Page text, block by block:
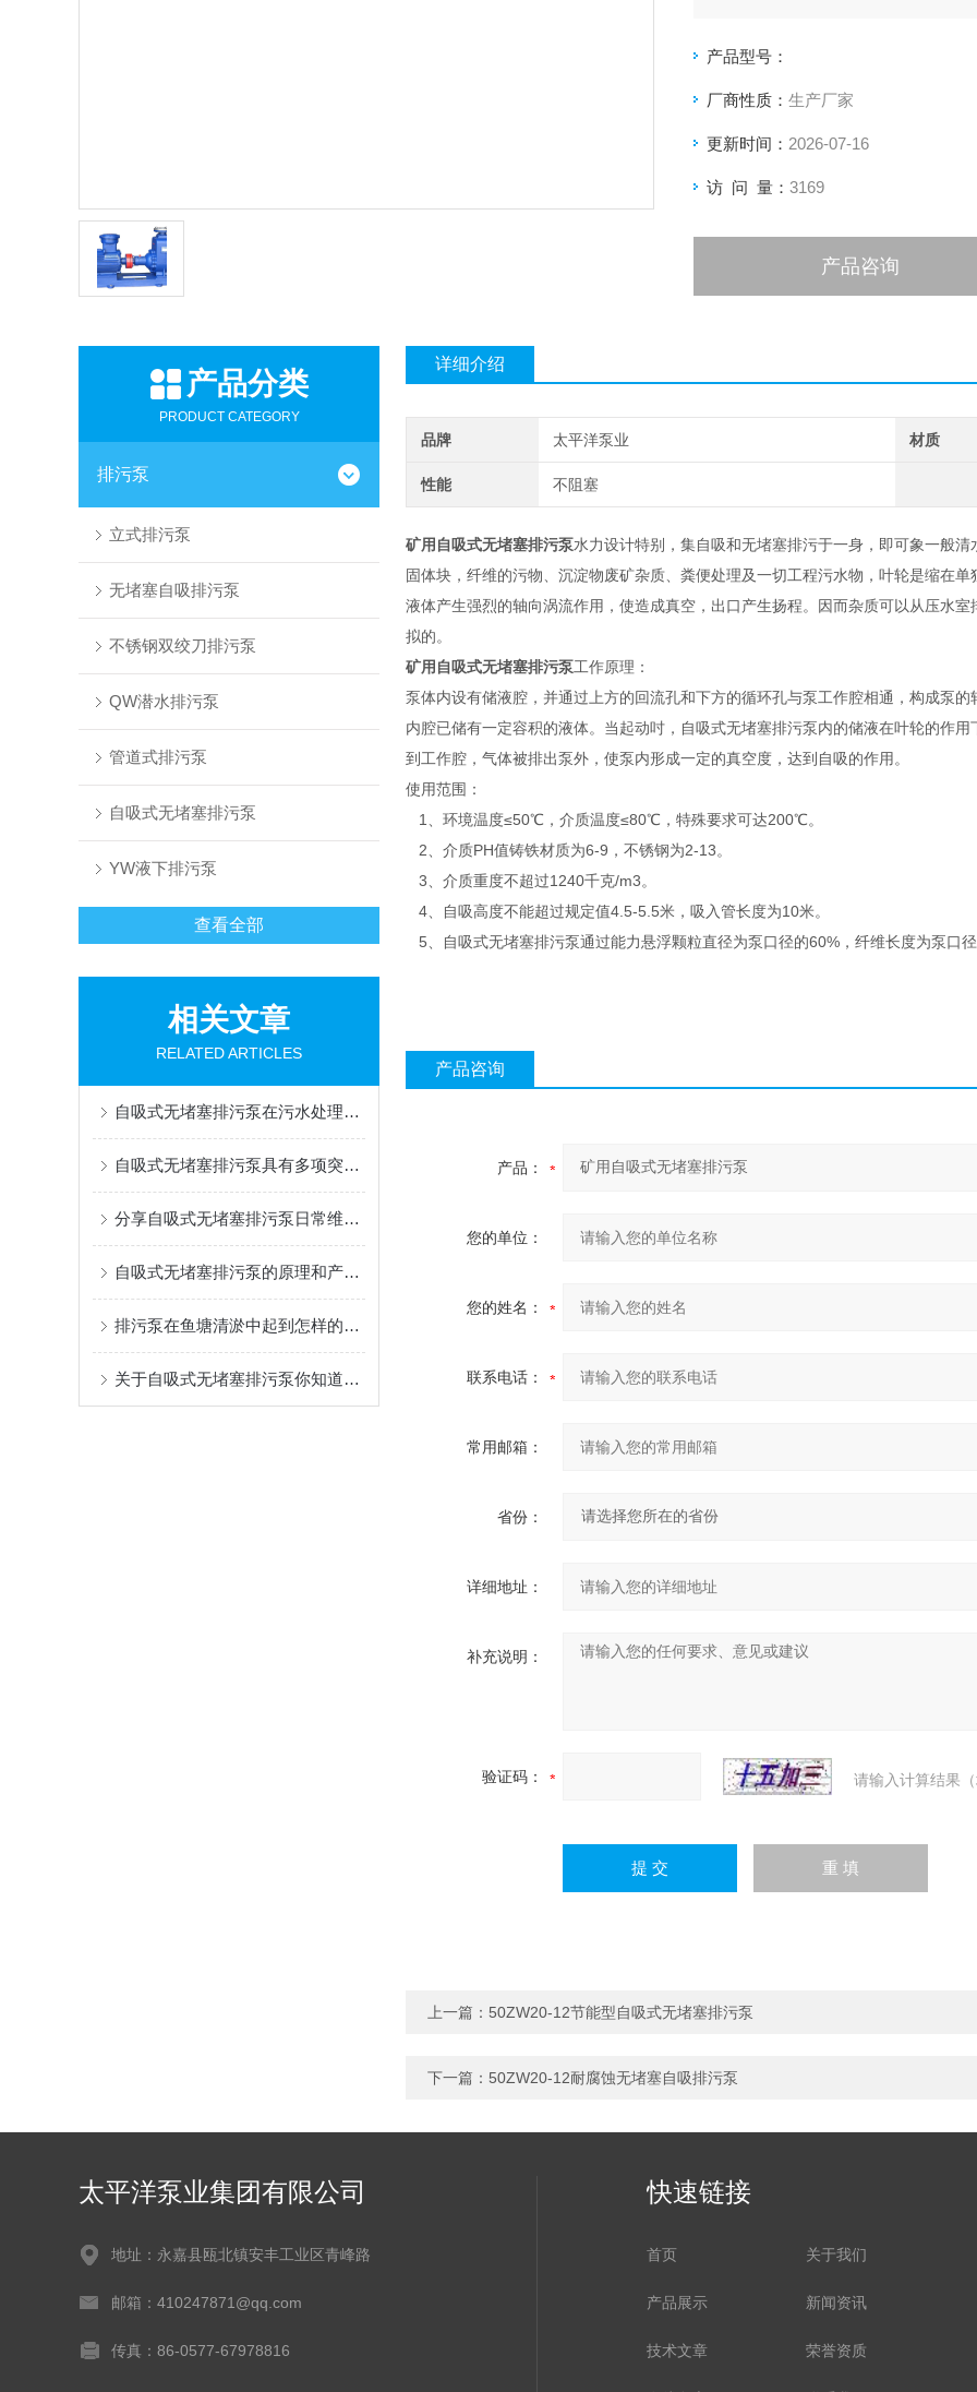
产品型号：
厂商性质： 生产厂家
更新时间： 2026-07-16
访 问 量： 3169
产品咨询
产品分类
PRODUCT CATEGORY
排污泵
立式排污泵
无堵塞自吸排污泵
不锈钢双绞刀排污泵
QW潜水排污泵
管道式排污泵
自吸式无堵塞排污泵
YW液下排污泵
查看全部
相关文章
RELATED ARTICLES
自吸式无堵塞排污泵在污水处理中的作用
自吸式无堵塞排污泵具有多项突出特点
分享自吸式无堵塞排污泵日常维护保养的方法
自吸式无堵塞排污泵的原理和产物特色是怎样的
排污泵在鱼塘清淤中起到怎样的一个作用
关于自吸式无堵塞排污泵你知道多少？
详细介绍
品牌 太平洋泵业 材质
性能 不阻塞
矿用自吸式无堵塞排污泵水力设计特别，集自吸和无堵塞排污于一身，即可象一般
固体块，纤维的污物、沉淀物废矿杂质、粪便处理及一切工程污水物，叶轮是缩在
液体产生强烈的轴向涡流作用，使造成真空，出口产生扬程。因而杂质可以从压水
拟的。
矿用自吸式无堵塞排污泵工作原理：
泵体内设有储液腔，并通过上方的回流孔和下方的循环孔与泵工作腔相通，构成泵
内腔已储有一定容积的液体。当起动吋，自吸式无堵塞排污泵内的储液在叶轮的作
到工作腔，气体被排出泵外，使泵内形成一定的真空度，达到自吸的作用。
使用范围：
1、环境温度≤50℃，介质温度≤80℃，特殊要求可达200℃。
2、介质PH值铸铁材质为6-9，不锈钢为2-13。
3、介质重度不超过1240千克/m3。
4、自吸高度不能超过规定值4.5-5.5米，吸入管长度为10米。
5、自吸式无堵塞排污泵通过能力悬浮颗粒直径为泵口径的60%，纤维长度为泵口
产品咨询
产品：
您的单位：
您的姓名：
联系电话：
常用邮箱：
省份：
详细地址：
补充说明：
验证码： 请输入计算结果
上一篇： 50ZW20-12节能型自吸式无堵塞排污泵
下一篇： 50ZW20-12耐腐蚀无堵塞自吸排污泵
太平洋泵业集团有限公司
地址：永嘉县瓯北镇安丰工业区青峰路
邮箱：410247871@qq.com
传真：86-0577-67978816
快速链接
首页 关于我们
产品展示 新闻资讯
技术文章 荣誉资质